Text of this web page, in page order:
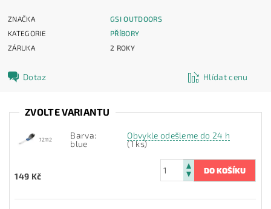
ZNAČKA
GSI OUTDOORS
KATEGORIE
PŘÍBORY
ZÁRUKA
2 ROKY
Dotaz Hlídat cenu
ZVOLTE VARIANTU
72112
Barva:
blue
Obvykle odešleme do 24 h
(1 ks)
149 Kč